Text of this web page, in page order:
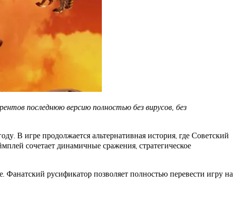
последнюю версию полностью без вирусов, без
В игре продолжается альтернативная история, где Советский
сочетает динамичные сражения, стратегическое
русификатор позволяет полностью перевести игру на